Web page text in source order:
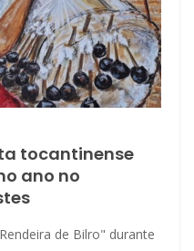
tocantinense
ano no
de Bilro" durante